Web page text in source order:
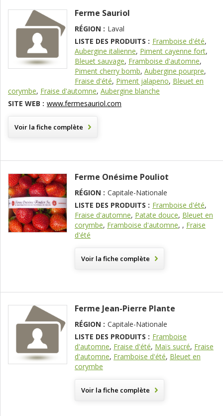
Ferme Sauriol
RÉGION : Laval
LISTE DES PRODUITS : Framboise d'été,
Aubergine italienne, Piment cayenne fort,
Bleuet sauvage, Framboise d'automne,
Piment cherry bomb, Aubergine pourpre,
Fraise d'été, Piment jalapeno, Bleuet en
corymbe, Fraise d'automne, Aubergine blanche
SITE WEB : www.fermesauriol.com
Voir la fiche complète
Ferme Onésime Pouliot
RÉGION : Capitale-Nationale
LISTE DES PRODUITS : Framboise d'été,
Fraise d'automne, Patate douce, Bleuet en
corymbe, Framboise d'automne, , Fraise
d'été
Voir la fiche complète
Ferme Jean-Pierre Plante
RÉGION : Capitale-Nationale
LISTE DES PRODUITS : Framboise
d'automne, Fraise d'été, Maïs sucré, Fraise
d'automne, Framboise d'été, Bleuet en
corymbe
Voir la fiche complète